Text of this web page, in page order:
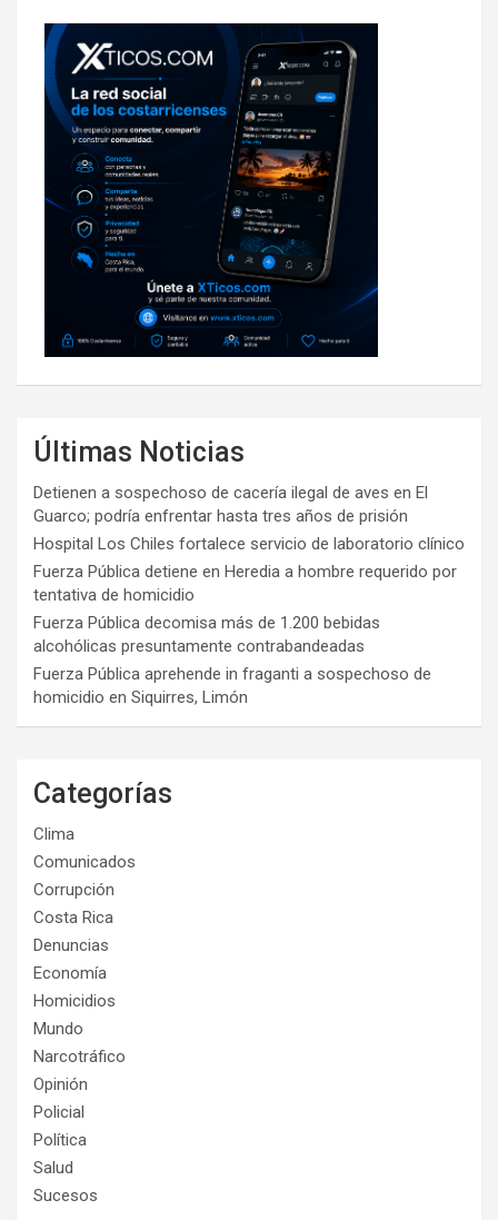
Últimas Noticias
Detienen a sospechoso de cacería ilegal de aves en El
Guarco; podría enfrentar hasta tres años de prisión
Hospital Los Chiles fortalece servicio de laboratorio clínico
Fuerza Pública detiene en Heredia a hombre requerido por
tentativa de homicidio
Fuerza Pública decomisa más de 1.200 bebidas
alcohólicas presuntamente contrabandeadas
Fuerza Pública aprehende in fraganti a sospechoso de
homicidio en Siquirres, Limón
Categorías
Clima
Comunicados
Corrupción
Costa Rica
Denuncias
Economía
Homicidios
Mundo
Narcotráfico
Opinión
Policial
Política
Salud
Sucesos